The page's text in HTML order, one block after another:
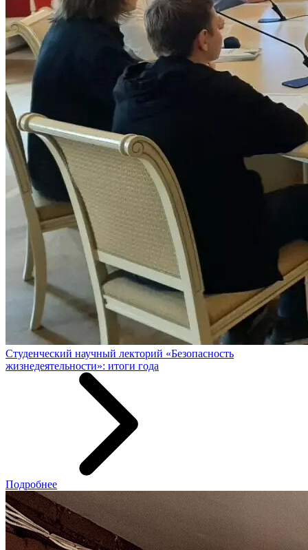
Студенческий научный лекторий «Безопасность
жизнедеятельности»: итоги года
Подробнее